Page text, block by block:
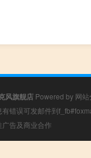
风旗舰店 Powered by 网
错误可发邮件到
告及商业合作